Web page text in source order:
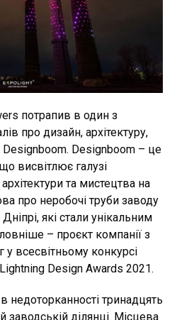
потрапив в один з
про дизайн, архітектуру,
Designboom. Designboom – це
висвітлює галузі
та мистецтва на
про неробочі труби заводу
які стали унікальним
– проєкт компанії з
у всесвітньому конкурсі
Design Awards 2021.
недоторканності тринадцять
заводській ділянці. Місцева